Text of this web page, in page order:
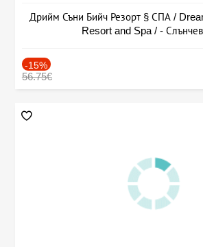
Дрийм Съни Бийч Резорт § СПА /
Resort and Spa / -
-15%
56.75€